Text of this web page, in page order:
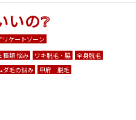
いの❔
リケートゾーン
種類 悩み ワキ脱毛・脇
全身脱毛
ダ毛の悩み 甲府 脱毛